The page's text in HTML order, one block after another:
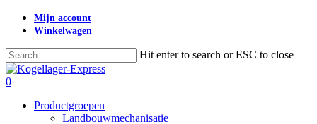
Skip
content
Mijn account
Winkelwagen
Hit enter to search or ESC to close
Close
Search
search
0
Productgroepen
Landbouwmechanisatie